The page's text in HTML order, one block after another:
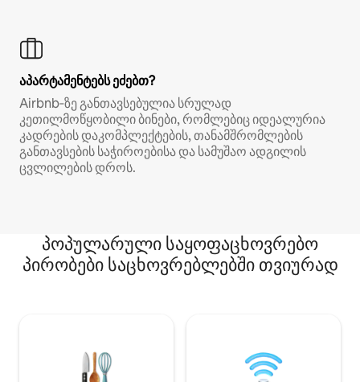
აპარტამენტებს ეძებთ?
Airbnb‑ზე განთავსებულია სრულად
კეთილმოწყობილი ბინები, რომლებიც იდეალურია
კადრების დაკომპლექტების, თანამშრომლების
განთავსების საჭიროებისა და სამუშაო ადგილის
ცვლილების დროს.
პოპულარული საყოფაცხოვრებო
პირობები საცხოვრებლებში თვიურად